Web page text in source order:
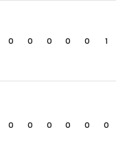
0 0 0 0 0 1
0 0 0 0 0 0